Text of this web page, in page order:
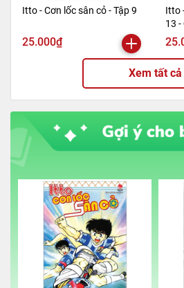
Itto - Cơn lốc sân cỏ - Tập 9
25.000₫
Itto
13
Xem tất cả